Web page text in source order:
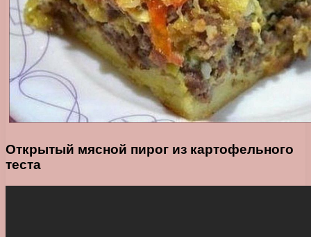
Открытый мясной пирог из картофельного
теста